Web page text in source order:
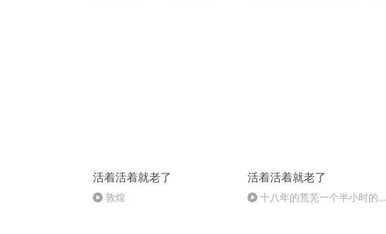
活着活着就老了
敦煌
活着活着就老了
十八年的荒芜一个半小时的撤